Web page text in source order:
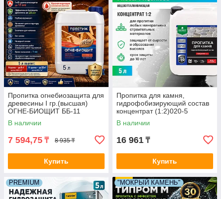
Пропитка огнебиозащита для
древесины I гр.(высшая)
ОГНЕ-БИОЩИТ ББ-11
ПРЕСТИЖ готовый, 5 л
КРАСНАЯ арт. 01-088-5
В наличии
7 594,75 ₸ 8 935 ₸
Купить
Пропитка для камня,
гидрофобизирующий состав
концентрат (1:2)020-5
AQUAISOL (АКВАИЗОЛ) - 5
л.=50м2.
В наличии
16 961 ₸
Купить
PREMIUM "МОКРЫЙ КАМЕНЬ"